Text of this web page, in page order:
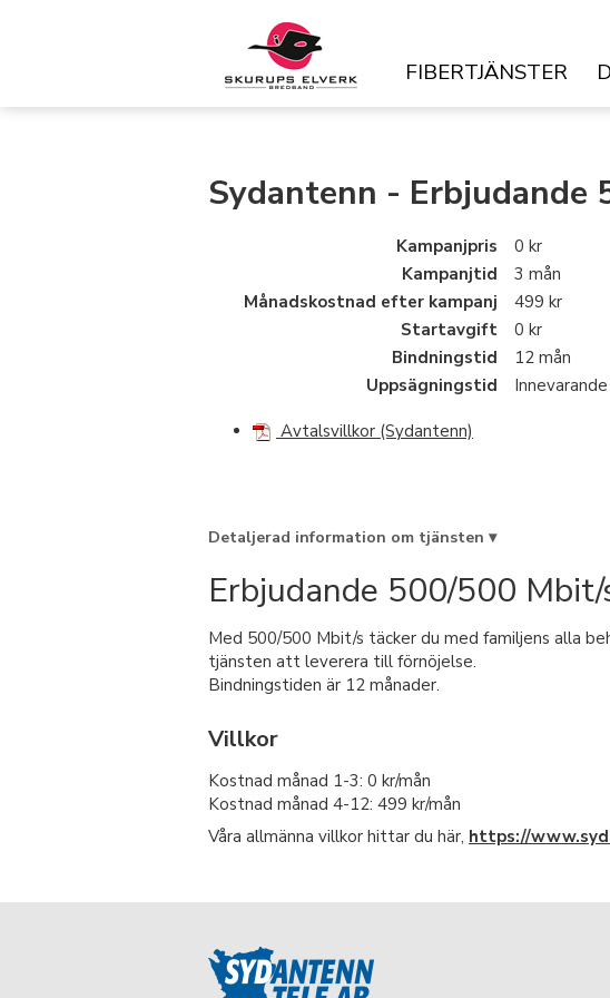
FIBERTJÄNSTER
Sydantenn - Erbjudande
Kampanjpris
0 kr
Kampanjtid
3 mån
Månadskostnad efter kampanj
499 kr
Startavgift
0 kr
Bindningstid
12 mån
Uppsägningstid
Avtalsvillkor (Sydantenn)
Detaljerad information om tjänsten ▾
Erbjudande 500/500
Med 500/500 Mbit/s täcker du med familjens alla
tjänsten att leverera till förnöjelse.
Bindningstiden är 12 månader.
Villkor
Kostnad månad 1-3: 0 kr/mån
Kostnad månad 4-12: 499 kr/mån
Våra allmänna villkor hittar du här, https://